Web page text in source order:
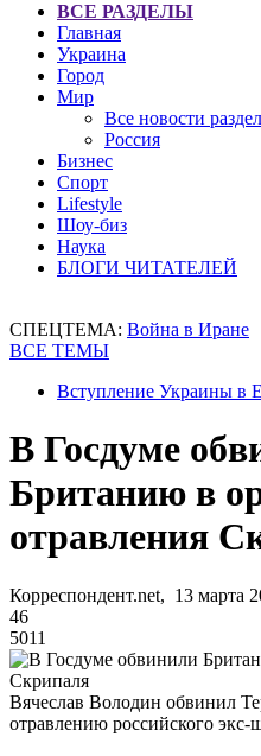
ВСЕ РАЗДЕЛЫ
Главная
Украина
Город
Мир
Все новости
Россия
Бизнес
Спорт
Lifestyle
Шоу-биз
Наука
БЛОГИ ЧИТАТЕЛЕЙ
СПЕЦТЕМА: Война в Иране
ВСЕ ТЕМЫ
Вступление Украины в
В Госдуме
Британию в
отравления
Корреспондент.net, 13 марта
46
5011
Вячеслав Володин обвинил
отравлению российского экс-